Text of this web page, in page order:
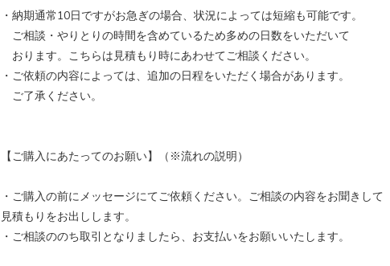
・納期通常10日ですがお急ぎの場合、状況によっては短縮も可能です。
ご相談・やりとりの時間を含めているため多めの日数をいただいて
おります。こちらは見積もり時にあわせてご相談ください。
・ご依頼の内容によっては、追加の日程をいただく場合があります。
ご了承ください。
【ご購入にあたってのお願い】（※流れの説明）
・ご購入の前にメッセージにてご依頼ください。ご相談の内容をお聞きして
見積もりをお出しします。
・ご相談ののち取引となりましたら、お支払いをお願いいたします。